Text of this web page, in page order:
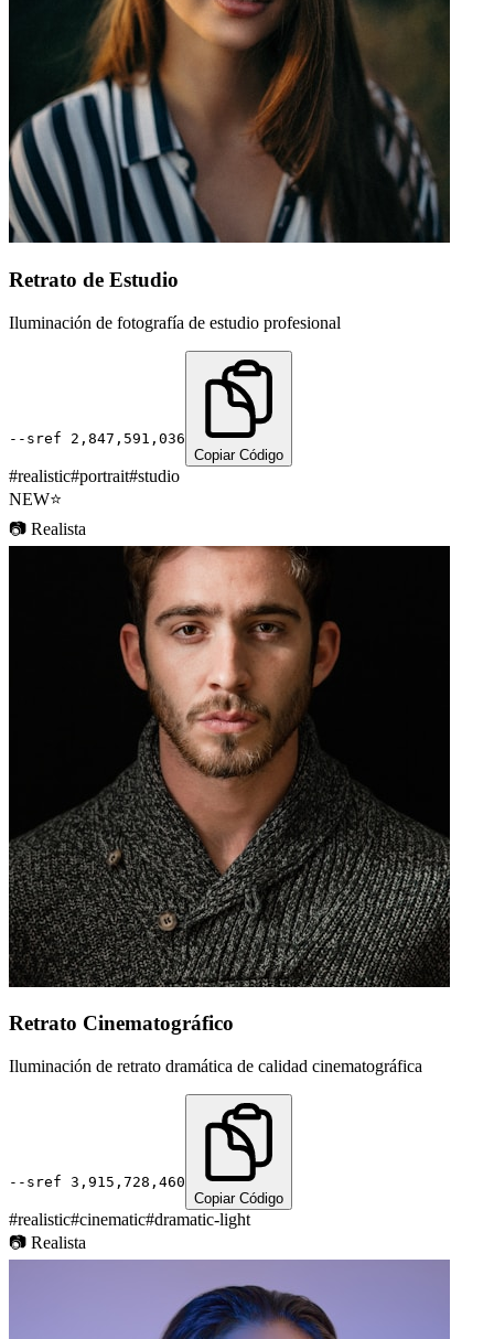
Retrato de Estudio
Iluminación de fotografía de estudio profesional
--sref 2,847,591,036
Copiar Código
#realistic#portrait#studio
NEW⭐
📷 Realista
Retrato Cinematográfico
Iluminación de retrato dramática de calidad cinematográfica
--sref 3,915,728,460
Copiar Código
#realistic#cinematic#dramatic-light
📷 Realista